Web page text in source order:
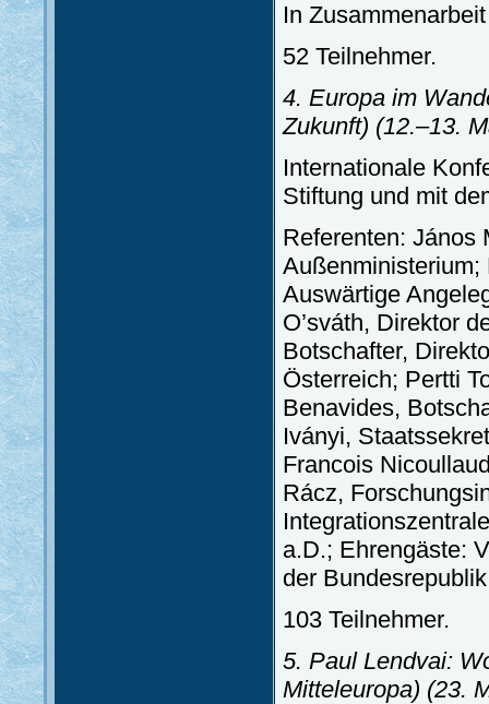
In
52 Teilnehmer.
4. Europa im
Zukunft) (12.–13.
Internationale
Stiftung und mit
Referenten: János
Außenministerium;
Auswärtige
O’sváth, Direktor
Botschafter,
Österreich; Pertti
Benavides,
Iványi,
Francois
Rácz,
a.D.; Ehrengäste:
der
103 Teilnehmer.
5. Paul Lendvai:
Mitteleuropa) (23.